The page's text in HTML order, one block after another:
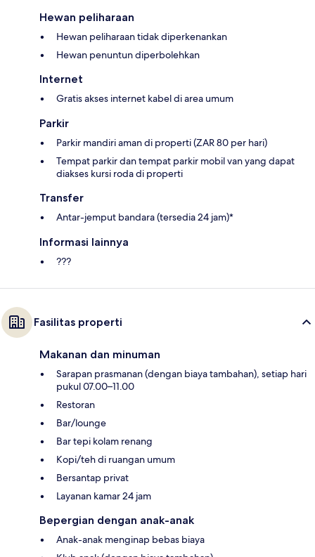
Hewan peliharaan
Hewan peliharaan tidak diperkenankan
Hewan penuntun diperbolehkan
Internet
Gratis akses internet kabel di area umum
Parkir
Parkir mandiri aman di properti (ZAR 80 per hari)
Tempat parkir dan tempat parkir mobil van yang dapat
diakses kursi roda di properti
Transfer
Antar-jemput bandara (tersedia 24 jam)*
Informasi lainnya
???
Fasilitas properti
Makanan dan minuman
Sarapan prasmanan (dengan biaya tambahan), setiap hari
pukul 07.00–11.00
Restoran
Bar/lounge
Bar tepi kolam renang
Kopi/teh di ruangan umum
Bersantap privat
Layanan kamar 24 jam
Bepergian dengan anak-anak
Anak-anak menginap bebas biaya